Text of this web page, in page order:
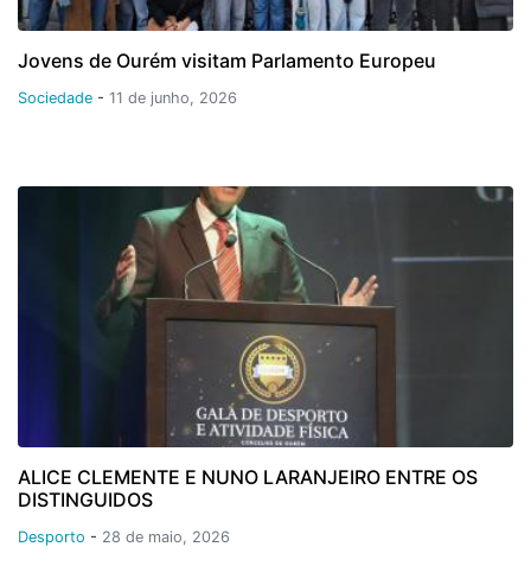
Jovens de Ourém visitam Parlamento Europeu
Sociedade - 11 de junho, 2026
ALICE CLEMENTE E NUNO LARANJEIRO ENTRE OS
DISTINGUIDOS
Desporto - 28 de maio, 2026